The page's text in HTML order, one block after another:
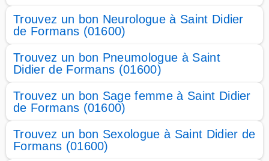
Trouvez un bon Neurologue à Saint Didier
de Formans (01600)
Trouvez un bon Pneumologue à Saint
Didier de Formans (01600)
Trouvez un bon Sage femme à Saint Didier
de Formans (01600)
Trouvez un bon Sexologue à Saint Didier de
Formans (01600)